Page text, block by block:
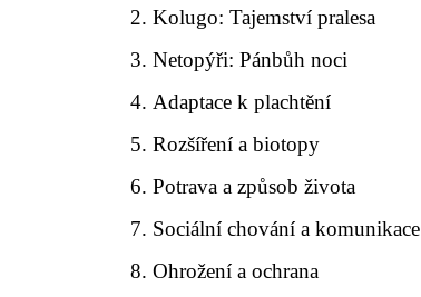
Kolugo: Tajemství pralesa
Netopýři: Pánbůh noci
Adaptace k plachtění
Rozšíření a biotopy
Potrava a způsob života
Sociální chování a komunikace
Ohrožení a ochrana